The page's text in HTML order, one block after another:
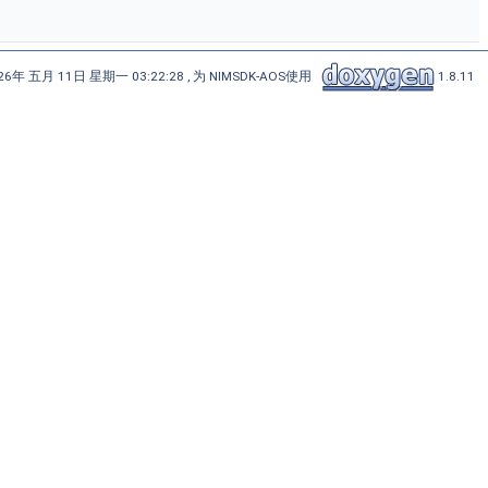
年 五月 11日 星期一 03:22:28 , 为 NIMSDK-AOS使用 1.8.11